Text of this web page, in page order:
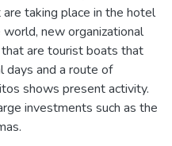
taking place in the hotel
new organizational
are tourist boats that
days and a route of
shows present activity.
investments such as the